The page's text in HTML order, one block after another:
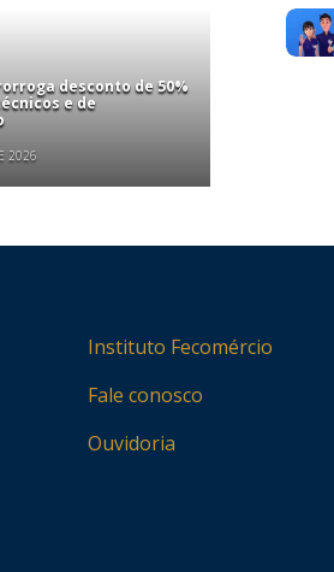
desconto de 50%
e de
2026
Instituto Fecomércio
Fale conosco
Ouvidoria